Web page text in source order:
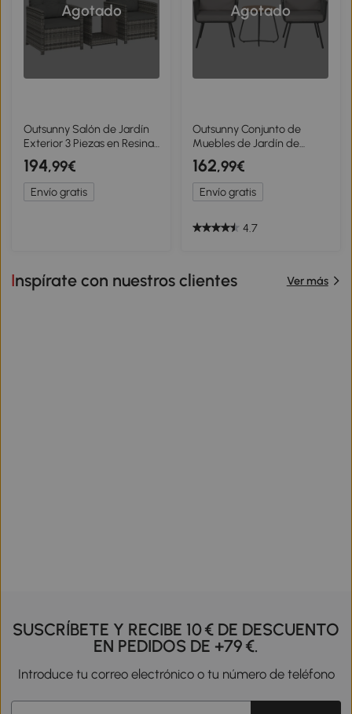
Agotado
Outsunny Salón de Jardín
Exterior 3 Piezas en Resina
Trenzada Mesa y 2 Sillones
con Cojines, 62x65x75cm,
Gris Claro
194,99€
Envío gratis
Agotado
Outsunny Conjunto de
Muebles de Jardín de
Ratán 3 Piezas Incluye 1
Mesa y 2 Sillones con
Cojines Acolchados Gris
162,99€
Envío gratis
4.7
Inspírate con nuestros clientes Ver más
SUSCRÍBETE Y RECIBE 10 € DE DESCUENTO
EN PEDIDOS DE +79 €.
Introduce tu correo electrónico o tu número de teléfono